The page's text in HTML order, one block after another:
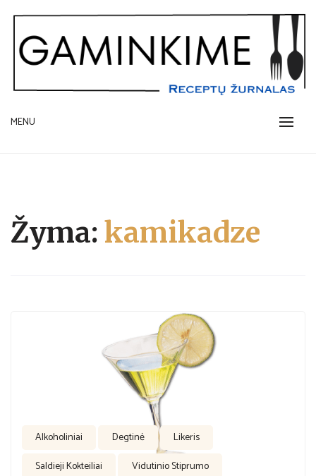
content
GAMINKIME.LT
receptų žurnalas
MENU
Žyma: kamikadze
Alkoholiniai Degtinė
Likeris
Saldieji Kokteiliai
Vidutinio Stiprumo